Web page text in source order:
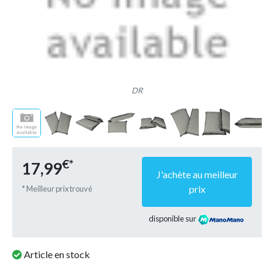
DR
17,99€*
* Meilleur prix trouvé
J'achète au meilleur
prix
disponible sur
Article en stock